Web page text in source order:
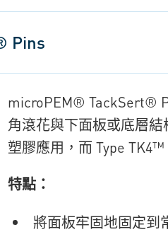
Pins
microPEM® TackSert®
角滾花與下面板或底層
塑膠應用，而 Type
特點：
將面板牢固地固定到